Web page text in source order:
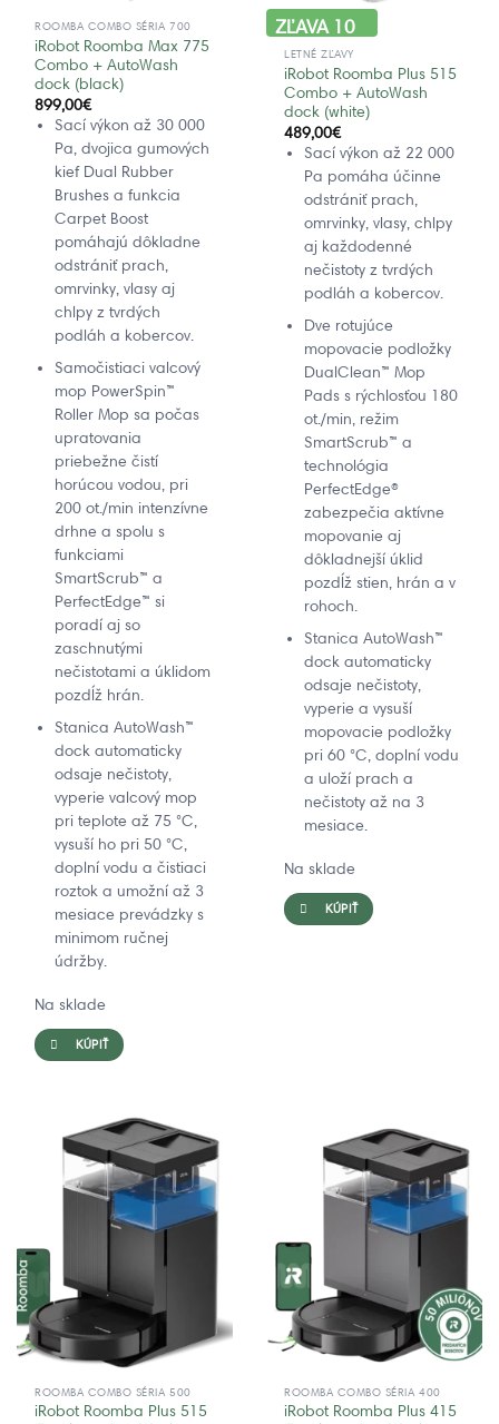
ROOMBA COMBO SÉRIA 700
iRobot Roomba Max 775
Combo + AutoWash
dock (black)
899,00€
Sací výkon až 30 000
Pa, dvojica gumových
kief Dual Rubber
Brushes a funkcia
Carpet Boost
pomáhajú dôkladne
odstrániť prach,
omrvinky, vlasy aj
chlpy z tvrdých
podláh a kobercov.
Samočistiaci valcový
mop PowerSpin™
Roller Mop sa počas
upratovania
priebežne čistí
horúcou vodou, pri
200 ot./min intenzívne
drhne a spolu s
funkciami
SmartScrub™ a
PerfectEdge™ si
poradí aj so
zaschnutými
nečistotami a úklidom
pozdĺž hrán.
Stanica AutoWash™
dock automaticky
odsaje nečistoty,
vyperie valcový mop
pri teplote až 75 °C,
vysuší ho pri 50 °C,
doplní vodu a čistiaci
roztok a umožní až 3
mesiace prevádzky s
minimom ručnej
údržby.
Na sklade
KÚPIŤ
ZĽAVA 10
%LETNÉ ZĽAVY
iRobot Roomba Plus 515
Combo + AutoWash
dock (white)
489,00€
Sací výkon až 22 000
Pa pomáha účinne
odstrániť prach,
omrvinky, vlasy, chlpy
aj každodenné
nečistoty z tvrdých
podláh a kobercov.
Dve rotujúce
mopovacie podložky
DualClean™ Mop
Pads s rýchlosťou 180
ot./min, režim
SmartScrub™ a
technológia
PerfectEdge®
zabezpečia aktívne
mopovanie aj
dôkladnejší úklid
pozdĺž stien, hrán a v
rohoch.
Stanica AutoWash™
dock automaticky
odsaje nečistoty,
vyperie a vysuší
mopovacie podložky
pri 60 °C, doplní vodu
a uloží prach a
nečistoty až na 3
mesiace.
Na sklade
KÚPIŤ
ROOMBA COMBO SÉRIA 500
iRobot Roomba Plus 515
ROOMBA COMBO SÉRIA 400
iRobot Roomba Plus 415